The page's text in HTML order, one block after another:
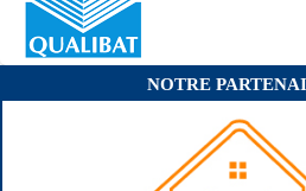
- Entreprise de rénovation immobilière à La
- Entreprise de rénovation immobilière à Chuisnes
- Entreprise de rénovation immobilière à Digny
- Entreprise de rénovation immobilière à
- Entreprise de rénovation immobilière à
- Entreprise de rénovation immobilière à Fontaine-
- Entreprise de rénovation immobilière à Prunay-
- Entreprise de rénovation immobilière à Rouvres
- Entreprise de rénovation immobilière à Saint-
NOTRE